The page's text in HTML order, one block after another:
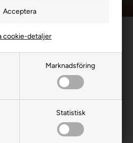
Marknadsföring
Statistisk
cookie-detaljer
Hundens päls är
hundar, katter och